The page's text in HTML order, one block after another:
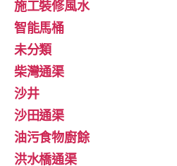
施工裝修風水
智能馬桶
未分類
柴灣通渠
沙井
沙田通渠
油污食物廚餘
洪水橋通渠